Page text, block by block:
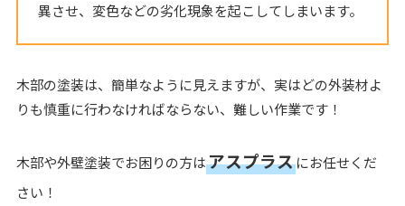
異させ、変色などの劣化現象を起こしてしまいます。
木部の塗装は、簡単なように見えますが、実はどの外装材よ
りも慎重に行わなければならない、難しい作業です！
木部や外壁塗装でお困りの方はアスプラスにお任せくだ
さい！